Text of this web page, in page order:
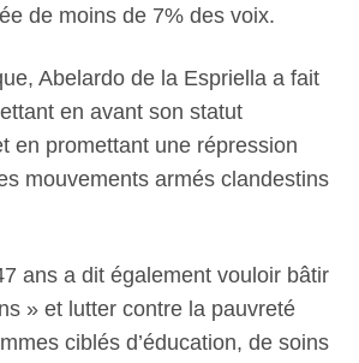
de moins de 7% des voix.
Abelardo de la Espriella a fait
en avant son statut
en promettant une répression
mouvements armés clandestins
ans a dit également vouloir bâtir
» et lutter contre la pauvreté
ciblés d’éducation, de soins